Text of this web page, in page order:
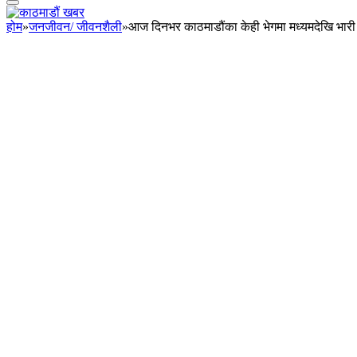
होम»जनजीवन/ जीवनशैली»आज दिनभर काठमाडौंका केही भेगमा मध्यमदेखि भारी